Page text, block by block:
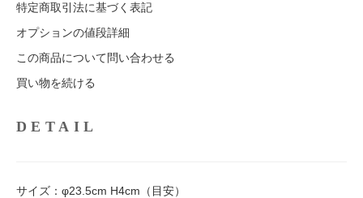
特定商取引法に基づく表記
オプションの値段詳細
この商品について問い合わせる
買い物を続ける
DETAIL
サイズ：φ23.5cm H4cm（目安）